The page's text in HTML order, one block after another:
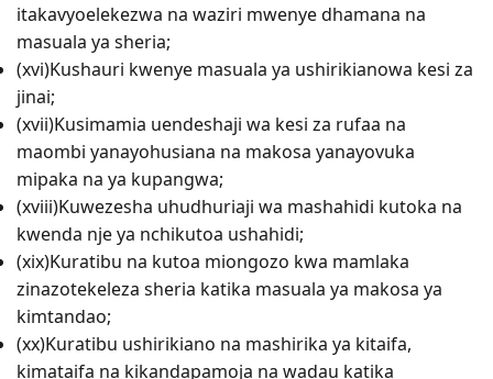
itakavyoelekezwa na waziri mwenye dhamana na
masuala ya sheria;
(xvi)Kushauri kwenye masuala ya ushirikianowa kesi za
jinai;
(xvii)Kusimamia uendeshaji wa kesi za rufaa na
maombi yanayohusiana na makosa yanayovuka
mipaka na ya kupangwa;
(xviii)Kuwezesha uhudhuriaji wa mashahidi kutoka na
kwenda nje ya nchikutoa ushahidi;
(xix)Kuratibu na kutoa miongozo kwa mamlaka
zinazotekeleza sheria katika masuala ya makosa ya
kimtandao;
(xx)Kuratibu ushirikiano na mashirika ya kitaifa,
kimataifa na kikandapamoja na wadau katika